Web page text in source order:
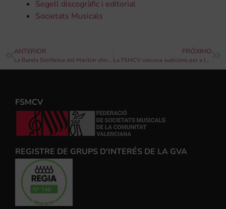
Segell discogràfic i editorial
Societats Musicals
ANTERIOR
La Banda Simfònica del Marítim oferirà un concert a la platja de les Arenes
PRÓXIMO
La FSMCV convoca audicions per a la Jove Orquestra Simfònica
FSMCV
REGISTRE DE GRUPS D'INTERÉS DE LA GVA